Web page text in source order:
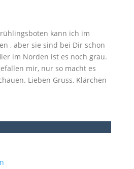
kann ich im
, aber sie sind bei Dir schon
im Norden ist es noch grau.
mir, nur so macht es
Lieben Gruss, Klärchen